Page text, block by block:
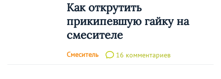
Как открутить
прикипевшую гайку на
смесителе
Смеситель 16 комментариев